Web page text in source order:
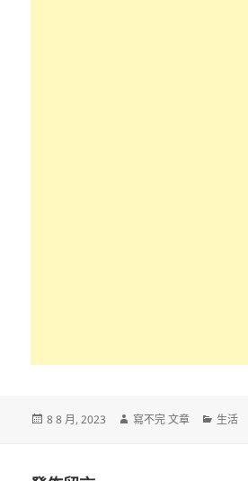
發
8 8 月, 2023
作
寫不完 文章
分
生活